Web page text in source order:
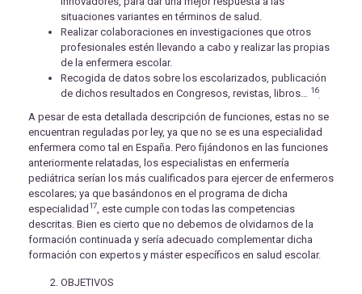
situaciones variantes en términos de salud.
Realizar colaboraciones en investigaciones que otros
profesionales estén llevando a cabo y realizar las propias
de la enfermera escolar.
Recogida de datos sobre los escolarizados, publicación
de dichos resultados en Congresos, revistas, libros…
16
.
A pesar de esta detallada descripción de funciones, estas no se
encuentran reguladas por ley, ya que no se es una especialidad
enfermera como tal en España. Pero fijándonos en las funciones
anteriormente relatadas, los especialistas en enfermería
pediátrica serían los más cualificados para ejercer de enfermeros
escolares; ya que basándonos en el programa de dicha
especialidad 17 , este cumple con todas las competencias
descritas. Bien es cierto que no debemos de olvidarnos de la
formación continuada y sería adecuado complementar dicha
formación con expertos y máster específicos en salud escolar.
OBJETIVOS